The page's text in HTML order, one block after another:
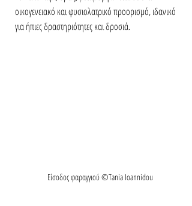
οικογενειακό και φυσιολατρικό προορισμό, ιδανικό
για ήπιες δραστηριότητες και δροσιά.
Είσοδος φαραγγιού ©Tania Ioannidou